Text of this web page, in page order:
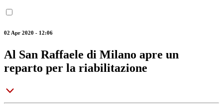
02 Apr 2020 - 12:06
Al San Raffaele di Milano apre un
reparto per la riabilitazione